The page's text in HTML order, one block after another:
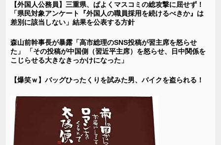
【外国人公務員】三重県、ぱよくマスコミの総攻撃に屈せず！
「県民対象アンケート『外国人の職員採用を続けるべきか』は
差別に該当しない」結果を公表する方針
森山前幹事長が暴露「高市総理のSNS投稿が習主席を怒らせ
た」 「その投稿が中国側（習近平主席）を怒らせ、日中関係を
こじらせる大きなきっかけになった」
【爆笑ｗ】バッグひったくりを試みた男、バイクを盗られる！